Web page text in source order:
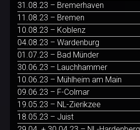
31.08.23 – Bremerhaven
11.08.23 – Bremen
10.08.23 – Koblenz
04.08.23 – Wardenburg
01.07.23 – Bad Münder
30.06.23 – Lauchhammer
10.06.23 – Mühlheim am Main
09.06.23 – F-Colmar
19.05.23 – NL-Zierikzee
18.05.23 – Juist